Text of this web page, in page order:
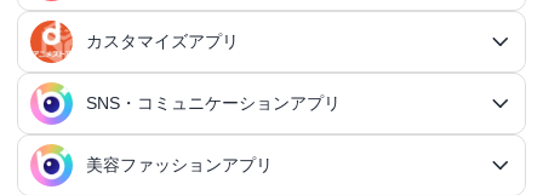
王道RPGアプリ
アクションRPGアプリ
シミュレーションRPGアプリ
ダンジョンRPGアプリ
3Dアクションアプリ
アクションRPGアプリ
シミュレーションアプリ
シミュレーションアプリ総合
育成シミュレーションアプリ
戦略シミュレーションアプリ
対戦・協力ゲームアプリ
対戦・協力ゲームアプリ総合
オンライン対戦アプリ
シューティングゲームアプリ
シューティングゲームアプリ総合
アドベンチャーゲームアプリ
家計簿アプリ
ふるさと納税アプリ
貯金アプリ
スマホ決済アプリ
日記アプリ
交換日記アプリ
行動記録アプリ
行動記録アプリ総合
習慣化アプリ
ポイ活アプリ
ポイ活アプリ総合
タスク管理アプリ
タスク管理アプリ総合
個人タスク管理アプリ
タスク共有アプリ
QRコードアプリ
OCRアプリ
恋愛アプリ総合
マッチングアプリ
マッチングアプリ総合
出会いアプリ
カスタマイズアプリ
カスタマイズアプリ総合
IFTTTアプリ
SNS・コミュニケーションアプリ
SNS・コミュニケーションアプリ総合
美容ファッションアプリ